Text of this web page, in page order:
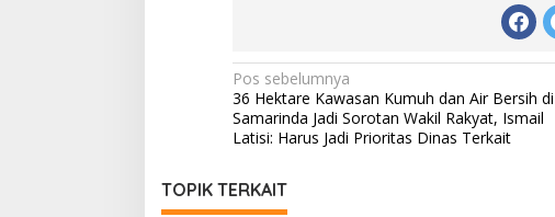
Navigasi
pos
Pos sebelumnya
36 Hektare Kawasan Kumuh dan Air Bersih di
Samarinda Jadi Sorotan Wakil Rakyat, Ismail
Latisi: Harus Jadi Prioritas Dinas Terkait
TOPIK TERKAIT